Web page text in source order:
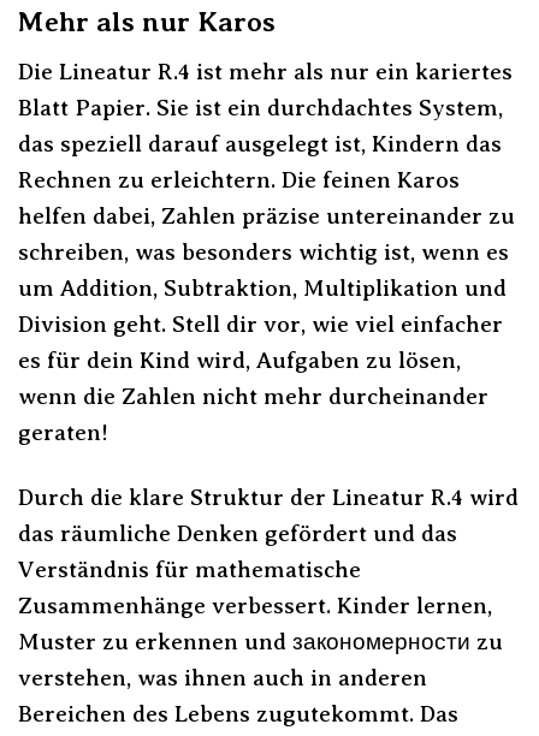
Mehr als nur Karos
Die Lineatur R.4 ist mehr als nur ein kariertes
Blatt Papier. Sie ist ein durchdachtes System,
das speziell darauf ausgelegt ist, Kindern das
Rechnen zu erleichtern. Die feinen Karos
helfen dabei, Zahlen präzise untereinander zu
schreiben, was besonders wichtig ist, wenn es
um Addition, Subtraktion, Multiplikation und
Division geht. Stell dir vor, wie viel einfacher
es für dein Kind wird, Aufgaben zu lösen,
wenn die Zahlen nicht mehr durcheinander
geraten!
Durch die klare Struktur der Lineatur R.4 wird
das räumliche Denken gefördert und das
Verständnis für mathematische
Zusammenhänge verbessert. Kinder lernen,
Muster zu erkennen und закономерности zu
verstehen, was ihnen auch in anderen
Bereichen des Lebens zugutekommt. Das